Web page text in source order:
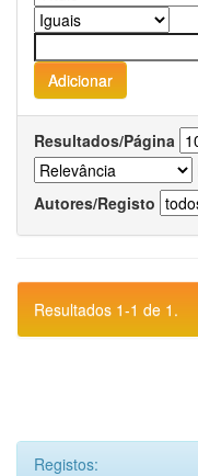
Resultados/Página
Autores/Registo
Resultados 1-1 de 1.
Registos: